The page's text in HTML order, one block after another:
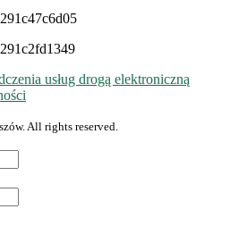
usług drogą elektroniczną
All rights reserved.